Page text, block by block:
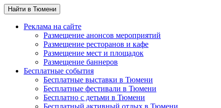
Найти в Тюмени
Реклама на сайте
Размещение анонсов мероприятий
Размещение ресторанов и кафе
Размещение мест и площадок
Размещение баннеров
Бесплатные события
Бесплатные выставки в Тюмени
Бесплатные фестивали в Тюмени
Бесплатно с детьми в Тюмени
Бесплатный активный отдых в Тюмени